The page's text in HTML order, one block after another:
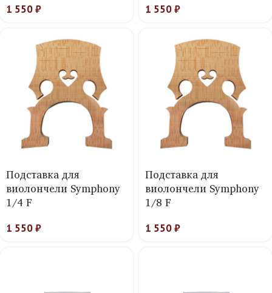
1 550₽ 1 550₽
Подставка для
виолончели Symphony
1/4 F
1 550₽
Подставка для
виолончели Symphony
1/8 F
1 550₽